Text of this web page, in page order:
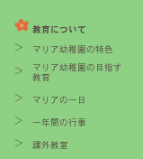
教育について
マリア幼稚園の特色
マリア幼稚園の目指す
教育
マリアの一日
一年間の行事
課外教室